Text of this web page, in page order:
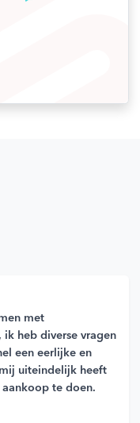
met
heb diverse vragen
een eerlijke en
uiteindelijk heeft
te doen.